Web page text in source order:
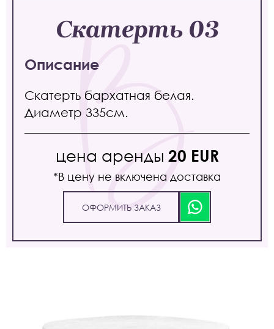
Скатерть 03
Описание
Скатерть бархатная белая.
Диаметр 335см.
цена аренды 20 EUR
*В цену не включена доставка
ОФОРМИТЬ ЗАКАЗ